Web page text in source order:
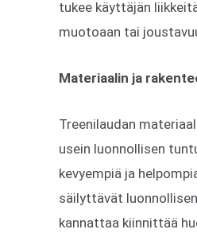
tukee käyttäjän
muotoaan tai
Materiaalin ja
Treenilaudan
usein luonnollisen
kevyempiä ja
säilyttävät
kannattaa kiinnittää